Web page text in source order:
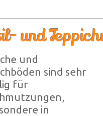
und
und
sind sehr
für
in